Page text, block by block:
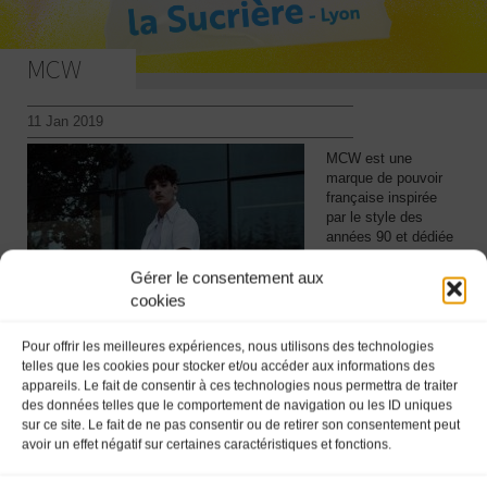
Gérer le consentement aux
cookies
Pour offrir les meilleures expériences, nous utilisons des technologies
telles que les cookies pour stocker et/ou accéder aux informations des
appareils. Le fait de consentir à ces technologies nous permettra de traiter
des données telles que le comportement de navigation ou les ID uniques
sur ce site. Le fait de ne pas consentir ou de retirer son consentement peut
avoir un effet négatif sur certaines caractéristiques et fonctions.
MCW
11 Jan 2019
MCW est une
marque de pouvoir
française inspirée
par le style des
années 90 et dédiée
Elle se détache des
autres grâce à ses
son style original.
Créée pour ceux qui
osent et
revendiquent leur
singularité, elle
propose des looks